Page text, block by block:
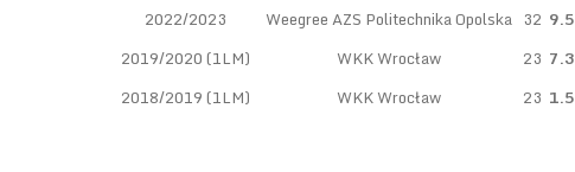
2022/2023
Weegree AZS Politechnika Opolska 32 9.5
2019/2020 (1LM)
WKK Wrocław 23 7.3
2018/2019 (1LM)
WKK Wrocław 23 1.5